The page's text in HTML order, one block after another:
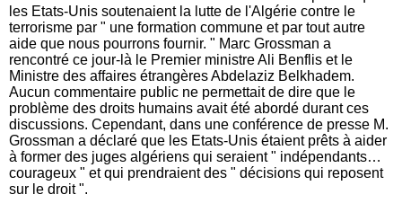
les Etats-Unis soutenaient la lutte de l'Algérie contre le
terrorisme par " une formation commune et par tout autre
aide que nous pourrons fournir. " Marc Grossman a
rencontré ce jour-là le Premier ministre Ali Benflis et le
Ministre des affaires étrangères Abdelaziz Belkhadem.
Aucun commentaire public ne permettait de dire que le
problème des droits humains avait été abordé durant ces
discussions. Cependant, dans une conférence de presse M.
Grossman a déclaré que les Etats-Unis étaient prêts à aider
à former des juges algériens qui seraient " indépendants…
courageux " et qui prendraient des " décisions qui reposent
sur le droit ".